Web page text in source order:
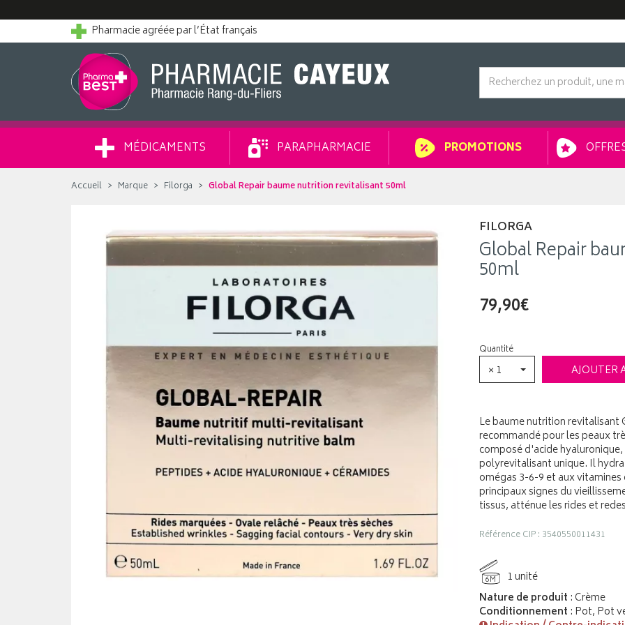
Pharmacie agréée par l’État français
MÉDICAMENTS PARAPHARMACIE PROMOTIONS
Accueil Marque Filorga Global Repair baume nutrition revitalisant 50ml
FILORGA
Global Repair
50ml
79,90€
Quantité
× 1 AJOUTER
Le baume nutrition revitalisant
recommandé pour les peaux
composé d'acide
polyrevitalisant unique. Il
omégas 3-6-9 et aux
principaux signes du
tissus, atténue les rides et
Référence CIP : 3540550011431
6M
1 unité
Nature de produit : Crème
Conditionnement : Pot, Pot